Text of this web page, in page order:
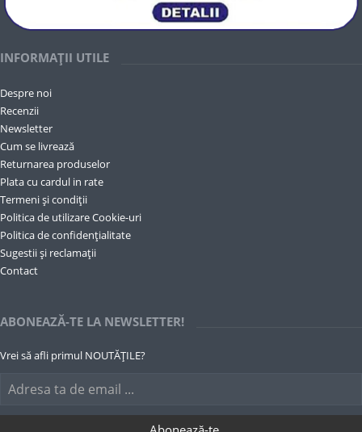
INFORMAȚII UTILE
Despre noi
Recenzii
Newsletter
Cum se livrează
Returnarea produselor
Plata cu cardul in rate
Termeni și condiții
Politica de utilizare Cookie-uri
Politica de confidențialitate
Sugestii și reclamații
Contact
ABONEAZĂ-TE LA NEWSLETTER!
Vrei să afli primul NOUTĂȚILE?